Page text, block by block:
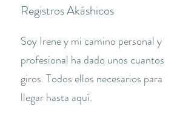
Registros Akáshicos
Soy Irene y mi camino personal y
profesional ha dado unos cuantos
giros. Todos ellos necesarios para
llegar hasta aquí.